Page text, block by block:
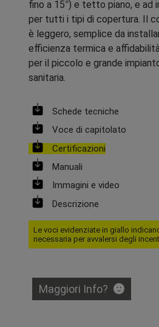
fino a 15°) e tetto piano, e ad
per tutti i tipi di copertura. Il
è leggero, semplice da
efficienza termica e
per il piccolo e grande
sanitaria.
Schede tecniche
Voce di capitolato
Certificazioni
Manuali
Immagini e video
Descrizione
Le voci evidenziate in giallo
necessaria per avvalersi degli
Maggiori Info?